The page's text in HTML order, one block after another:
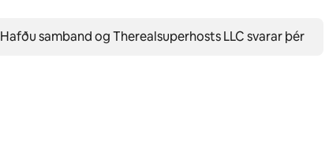
Hafðu samband og Therealsuperhosts LLC svarar þér